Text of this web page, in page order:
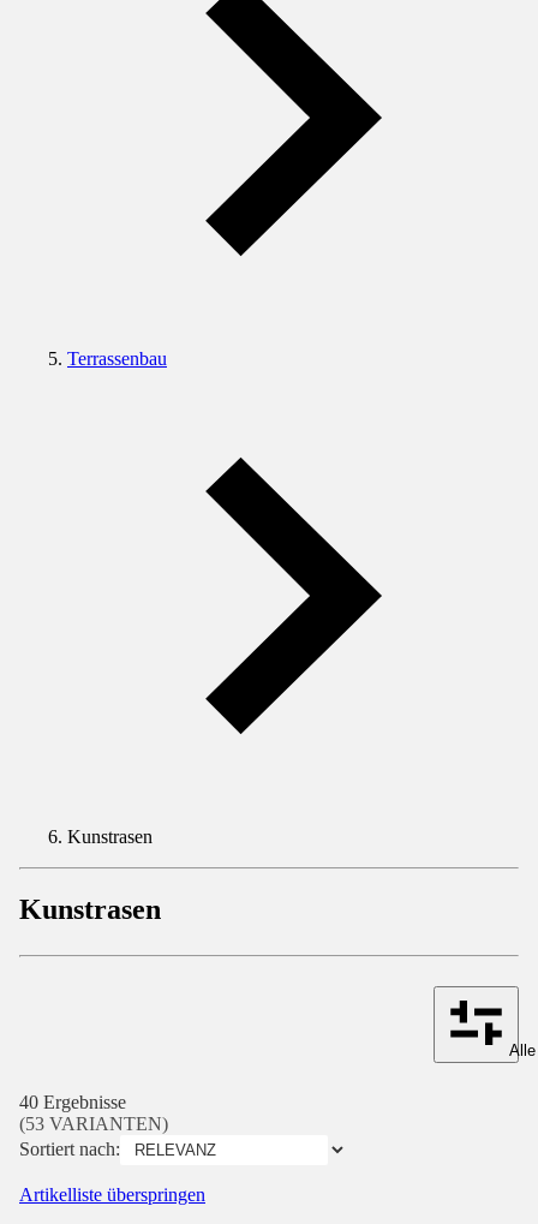
Terrassenbau
Kunstrasen
Kunstrasen
40 Ergebnisse
(53 VARIANTEN)
Sortiert nach:
Artikelliste überspringen